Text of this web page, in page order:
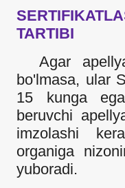
TARTIBI
Agar
bo'lmasa, ular
15 kunga
beruvchi
imzolashi
organiga
yuboradi.